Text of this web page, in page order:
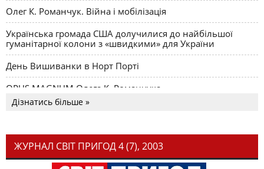
Олег К. Романчук. Війна і мобілізація
Українська громада США долучилися до найбільшої
гуманітарної колони з «швидкими» для України
День Вишиванки в Норт Порті
OPUS MAGNUM Олега К. Романчука
Дізнатись більше »
ЖУРНАЛ СВІТ ПРИГОД 4 (7), 2003